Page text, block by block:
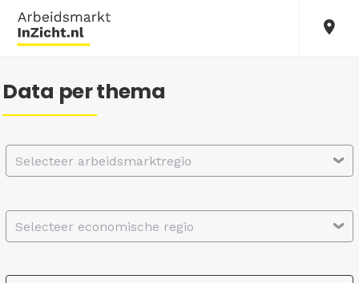
Data per thema
Selecteer arbeidsmarktregio
Selecteer economische regio